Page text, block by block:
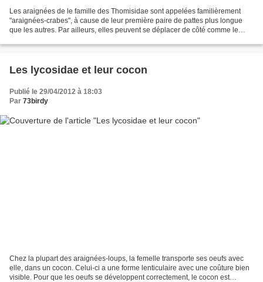
Les araignées de le famille des Thomisidae sont appelées familièrement
"araignées-crabes", à cause de leur première paire de pattes plus longue
que les autres. Par ailleurs, elles peuvent se déplacer de côté comme le
Les lycosidae et leur cocon
Publié le 29/04/2012 à 18:03
Par 73birdy
Chez la plupart des araignées-loups, la femelle transporte ses oeufs avec
elle, dans un cocon. Celui-ci a une forme lenticulaire avec une coûture bien
visible. Pour que les oeufs se développent correctement, le cocon est